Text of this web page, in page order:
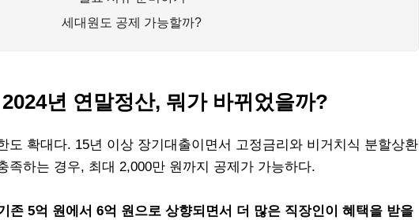
세대원도 공제 가능할까?
년 연말정산, 뭐가 바뀌었을까?
도 확대다. 15년 이상 장기대출이면서 고정금리와 비거치식 분할상환
족하는 경우, 최대 2,000만 원까지 공제가 가능하다.
존 5억 원에서 6억 원으로 상향되면서 더 많은 직장인이 혜택을 받을